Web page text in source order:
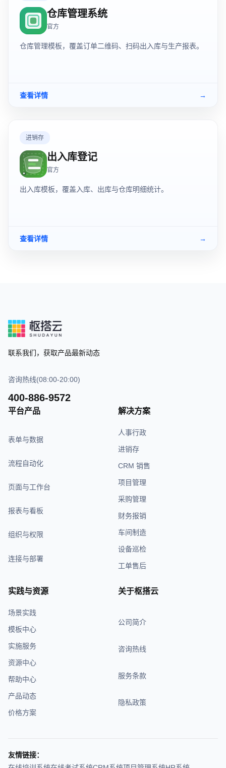
仓库管理系统
官方
仓库管理模板，覆盖订单二维码、扫码出入库与生产报表。
查看详情 →
进销存
出入库登记
官方
出入库模板，覆盖入库、出库与仓库明细统计。
查看详情 →
联系我们，获取产品最新动态
咨询热线(08:00-20:00)
400-886-9572
平台产品
表单与数据
流程自动化
页面与工作台
报表与看板
组织与权限
连接与部署
解决方案
人事行政
进销存
CRM 销售
项目管理
采购管理
财务报销
车间制造
设备巡检
工单售后
实践与资源
场景实践
模板中心
实施服务
资源中心
帮助中心
产品动态
价格方案
关于枢搭云
公司简介
咨询热线
服务条款
隐私政策
友情链接：